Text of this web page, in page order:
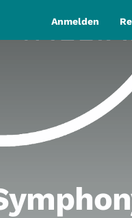
Anmelden